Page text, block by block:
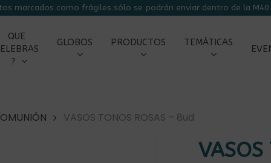
marcados como frágiles sólo se podrán enviar dentro de la M40
QUE
?
GLOBOS PRODUCTOS TEMÁTICAS
VASOS TONOS ROSAS – 8ud